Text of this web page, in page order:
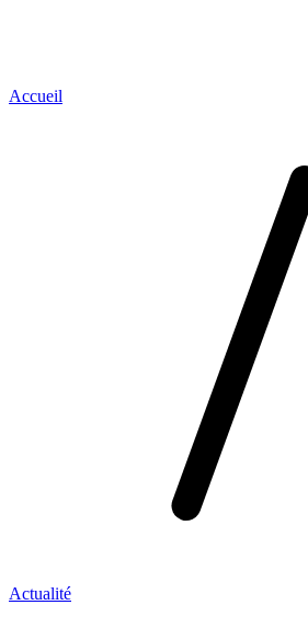
Accueil
Actualité